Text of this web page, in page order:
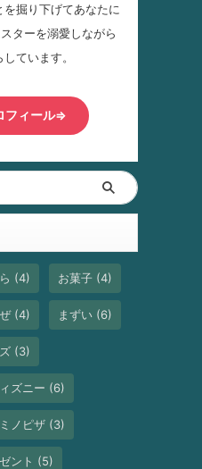
掘り下げてあなたに
ターを溺愛しながら
ています。
フィール⇒
(4) お菓子 (4)
(4) まずい (6)
(3)
ズニー (6)
ノピザ (3)
ント (5)